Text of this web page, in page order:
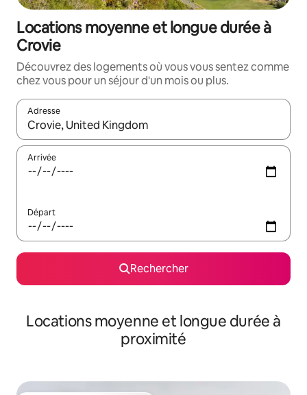
Locations moyenne et longue durée à
Crovie
Découvrez des logements où vous vous sentez comme
chez vous pour un séjour d'un mois ou plus.
Adresse
Lorsque les résultats s'affichent, utilisez les flèches vers le
Arrivée
Départ
Rechercher
Locations moyenne et longue durée à
proximité